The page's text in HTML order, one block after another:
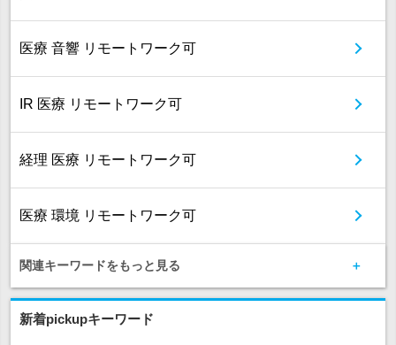
医療 音響 リモートワーク可
IR 医療 リモートワーク可
経理 医療 リモートワーク可
医療 環境 リモートワーク可
関連キーワードをもっと見る
新着pickupキーワード